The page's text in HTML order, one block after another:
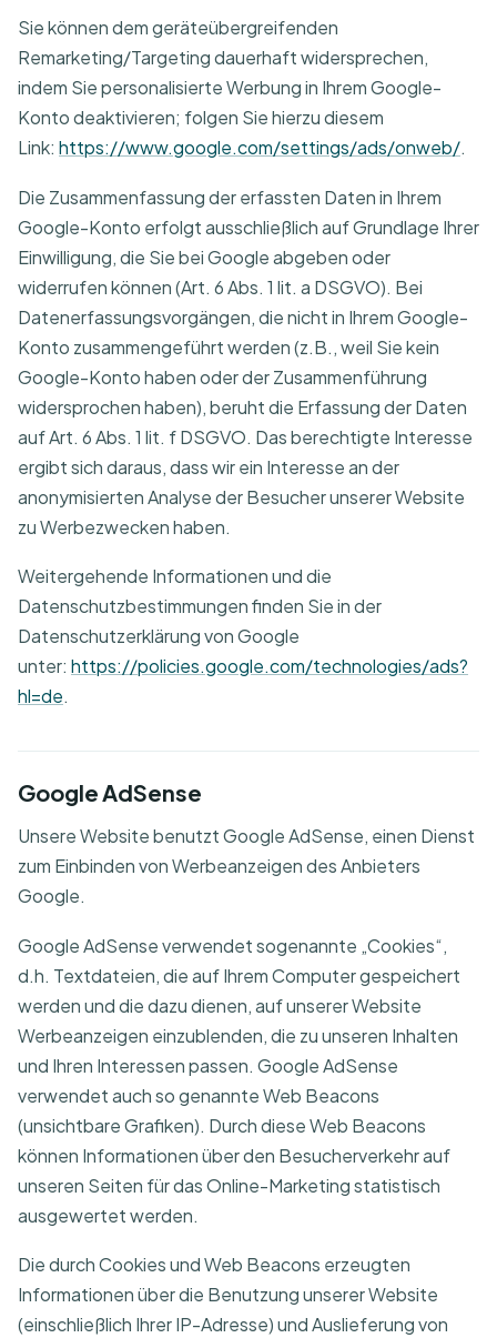
Sie können dem geräteübergreifenden
Remarketing/Targeting dauerhaft widersprechen,
indem Sie personalisierte Werbung in Ihrem Google-
Konto deaktivieren; folgen Sie hierzu diesem
Link: https://www.google.com/settings/ads/onweb/.
Die Zusammenfassung der erfassten Daten in Ihrem
Google-Konto erfolgt ausschließlich auf Grundlage Ihrer
Einwilligung, die Sie bei Google abgeben oder
widerrufen können (Art. 6 Abs. 1 lit. a DSGVO). Bei
Datenerfassungsvorgängen, die nicht in Ihrem Google-
Konto zusammengeführt werden (z.B., weil Sie kein
Google-Konto haben oder der Zusammenführung
widersprochen haben), beruht die Erfassung der Daten
auf Art. 6 Abs. 1 lit. f DSGVO. Das berechtigte Interesse
ergibt sich daraus, dass wir ein Interesse an der
anonymisierten Analyse der Besucher unserer Website
zu Werbezwecken haben.
Weitergehende Informationen und die
Datenschutzbestimmungen finden Sie in der
Datenschutzerklärung von Google
unter: https://policies.google.com/technologies/ads?
hl=de.
Google AdSense
Unsere Website benutzt Google AdSense, einen Dienst
zum Einbinden von Werbeanzeigen des Anbieters
Google.
Google AdSense verwendet sogenannte „Cookies“,
d.h. Textdateien, die auf Ihrem Computer gespeichert
werden und die dazu dienen, auf unserer Website
Werbeanzeigen einzublenden, die zu unseren Inhalten
und Ihren Interessen passen. Google AdSense
verwendet auch so genannte Web Beacons
(unsichtbare Grafiken). Durch diese Web Beacons
können Informationen über den Besucherverkehr auf
unseren Seiten für das Online-Marketing statistisch
ausgewertet werden.
Die durch Cookies und Web Beacons erzeugten
Informationen über die Benutzung unserer Website
(einschließlich Ihrer IP-Adresse) und Auslieferung von